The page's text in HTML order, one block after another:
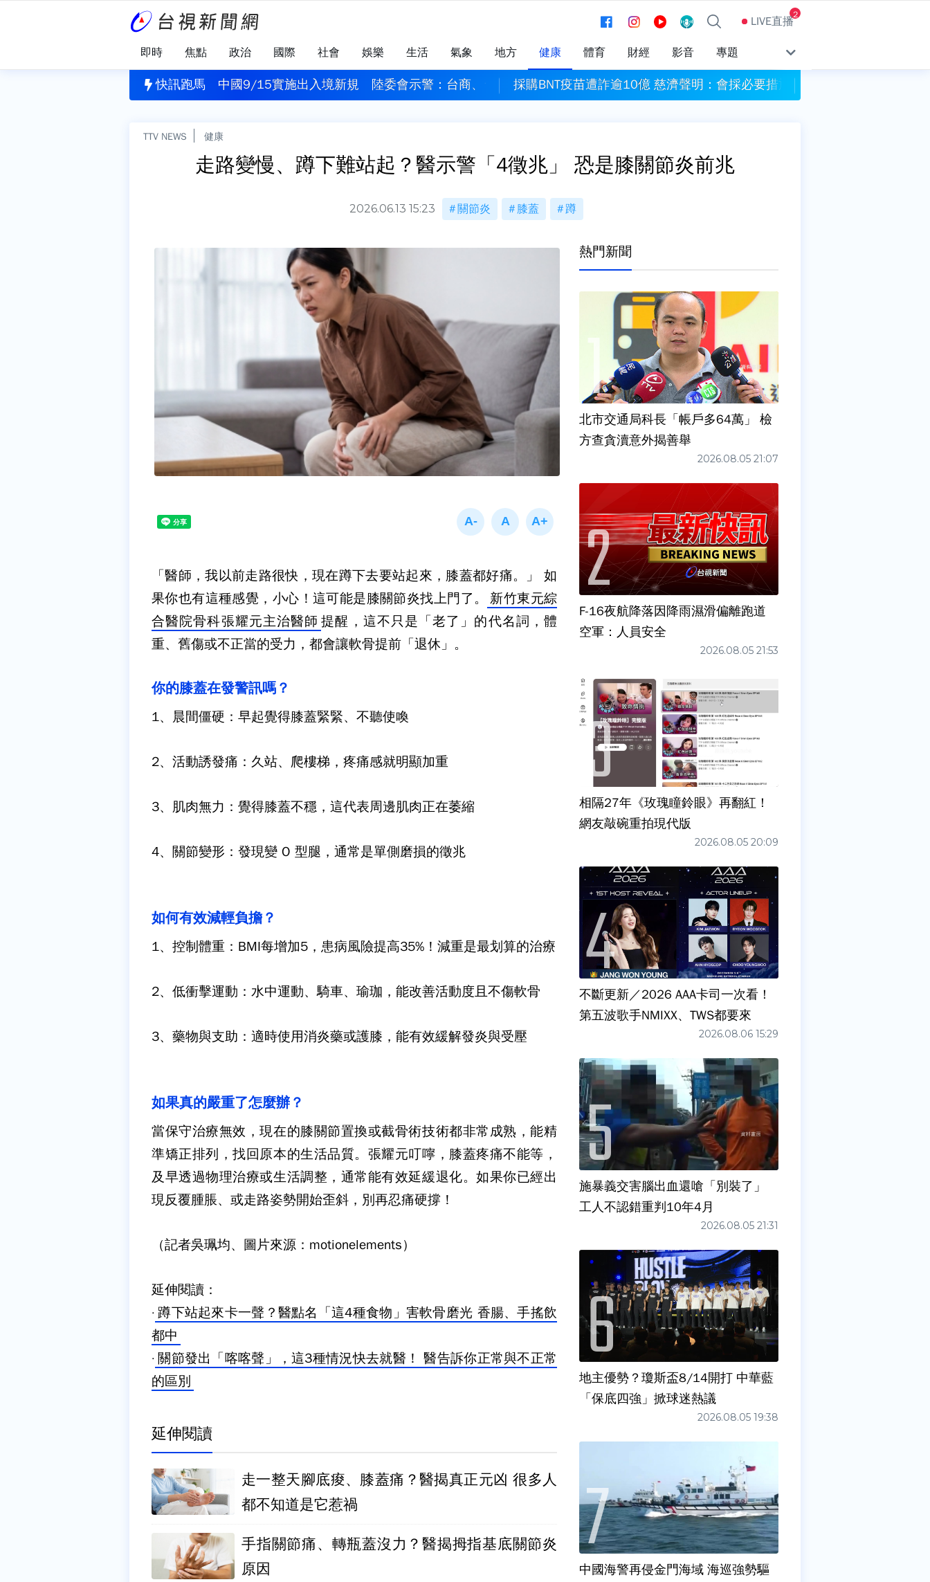
LIVE直播2
即時 焦點 政治 國際 社會 娛樂 生活 氣象 地方 健康 體育 財經 影音 專題
快訊跑馬
暴力事件 男病患失控打傷院方公關 中國9/15實施出入境新規 陸委會示警：台商、台企幹部風險高採購BNT疫苗遭詐逾10億 慈濟聲明：會採必要措施維護權益
TTV NEWS 健康
走路變慢、蹲下難站起？醫示警「4徵兆」 恐是膝關節炎前兆
2026.06.13 15:23 關節炎 膝蓋 蹲
「醫師，我以前走路很快，現在蹲下去要站起來，膝蓋都好痛。」 如
果你也有這種感覺，小心！這可能是膝關節炎找上門了。
新竹東元綜
合醫院骨科張耀元主治醫師 提醒，這不只是「老了」的代名詞，體
重、舊傷或不正當的受力，都會讓軟骨提前「退休」。
你的膝蓋在發警訊嗎？
1、晨間僵硬： 早起覺得膝蓋緊緊、不聽使喚
2、活動誘發痛： 久站、爬樓梯，疼痛感就明顯加重
3、肌肉無力： 覺得膝蓋不穩，這代表周邊肌肉正在萎縮
4、關節變形： 發現變 O 型腿，通常是單側磨損的徵兆
如何有效減輕負擔？
1、控制體重： BMI每增加5，患病風險提高35%！減重是最划算的治療
2、低衝擊運動： 水中運動、騎車、瑜珈，能改善活動度且不傷軟骨
3、藥物與支助： 適時使用消炎藥或護膝，能有效緩解發炎與受壓
如果真的嚴重了怎麼辦？
當保守治療無效，現在的膝關節置換或截骨術技術都非常成熟，能精
準矯正排列，找回原本的生活品質。 張耀元叮嚀，膝蓋疼痛不能等，
及早透過物理治療或生活調整，通常能有效延緩退化。如果你已經出
現反覆腫脹、或走路姿勢開始歪斜，別再忍痛硬撐！
（記者吳珮均、圖片來源：motionelements）
延伸閱讀：
· 蹲下站起來卡一聲？醫點名「這4種食物」害軟骨磨光 香腸、手搖飲
都中
· 關節發出「喀喀聲」，這3種情況快去就醫！ 醫告訴你正常與不正常
的區別
延伸閱讀
走一整天腳底痠、膝蓋痛？醫揭真正元凶 很多人
都不知道是它惹禍
手指關節痛、轉瓶蓋沒力？醫揭拇指基底關節炎
原因
熱門新聞
北市交通局科長「帳戶多64萬」 檢
方查貪瀆意外揭善舉
2026.08.05 21:07
F-16夜航降落因降雨濕滑偏離跑道
空軍：人員安全
2026.08.05 21:53
相隔27年《玫瑰瞳鈴眼》再翻紅！
網友敲碗重拍現代版
2026.08.05 20:09
不斷更新／2026 AAA卡司一次看！
第五波歌手NMIXX、TWS都要來
2026.08.06 15:29
施暴義交害腦出血還嗆「別裝了」
工人不認錯重判10年4月
2026.08.05 21:31
地主優勢？瓊斯盃8/14開打 中華藍
「保底四強」掀球迷熱議
2026.08.05 19:38
中國海警再侵金門海域 海巡強勢驅